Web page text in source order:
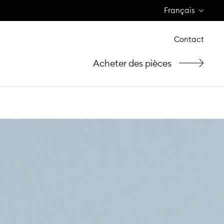
Français
Acheter des pièces
Contact